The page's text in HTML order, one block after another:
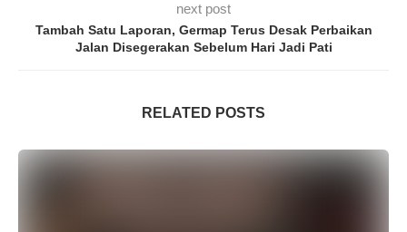
next post
Tambah Satu Laporan, Germap Terus Desak Perbaikan
Jalan Disegerakan Sebelum Hari Jadi Pati
RELATED POSTS